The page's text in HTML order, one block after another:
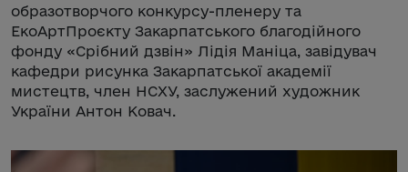
образотворчого конкурсу-пленеру та
ЕкоАртПроєкту Закарпатського благодійного
фонду «Срібний дзвін» Лідія Маніца, завідувач
кафедри рисунка Закарпатської академії
мистецтв, член НСХУ, заслужений художник
України Антон Ковач.